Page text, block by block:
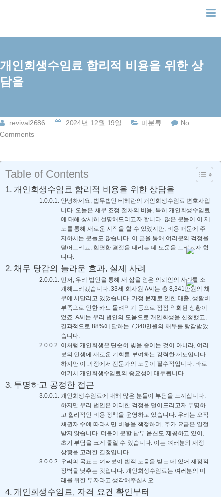
content
개인회생수임료 합리적 비용을 위한 상
담을
revival2686 2024년 12월 19일 미분류
No
Comments
Table of Contents
개인회생수임료 합리적 비용을 위한 상담을
안녕하세요, 법무법인 테헤란의 개인회생수임료 변호사입
니다. 오늘은 채무 조정 절차의 비용, 특히 개인회생수임료
에 대해 상세히 설명해드리고자 합니다. 많은 분들이 이 제
도를 통해 새로운 시작을 할 수 있었지만, 비용 때문에 주
저하시는 분들도 많습니다. 이 글을 통해 여러분의 걱정을
덜어드리고, 현명한 결정을 내리는 데 도움을 드리고자 합
니다.
채무 탕감의 놀라운 효과, 실제 사례
먼저, 우리 법인을 통해 새 삶을 얻은 의뢰인의 사례를 소
개해드리겠습니다. 33세 회사원 A씨는 총 8,341만원의 채
무에 시달리고 있었습니다. 가정 문제로 인한 대출, 생활비
부족으로 인한 카드 돌려막기 등으로 점점 악화된 상황이
었죠. A씨는 우리 법인의 도움으로 개인회생을 신청했고,
결과적으로 88%에 달하는 7,340만원의 채무를 탕감받았
습니다.
이처럼 개인회생은 단순히 빚을 줄이는 것이 아니라, 여러
분의 인생에 새로운 기회를 부여하는 강력한 제도입니다.
하지만 이 과정에서 전문가의 도움이 필수적입니다. 바로
여기서 개인회생수임료의 중요성이 대두됩니다.
투명하고 공정한 접근
개인회생수임료에 대해 많은 분들이 부담을 느끼십니다.
하지만 우리 법인은 이러한 걱정을 덜어드리고자 투명하
고 합리적인 비용 정책을 운영하고 있습니다. 우리는 오직
채권자 수에 따라서만 비용을 책정하며, 추가 요금은 일절
받지 않습니다. 더불어 분할 납부 옵션도 제공하고 있어,
초기 부담을 크게 줄일 수 있습니다. 이는 여러분의 재정
상황을 고려한 결정입니다.
우리의 목표는 여러분이 법적 도움을 받는 데 있어 재정적
장벽을 낮추는 것입니다. 개인회생수임료는 여러분의 미
래를 위한 투자라고 생각해주십시오.
개인회생수임료, 자격 요건 확인부터